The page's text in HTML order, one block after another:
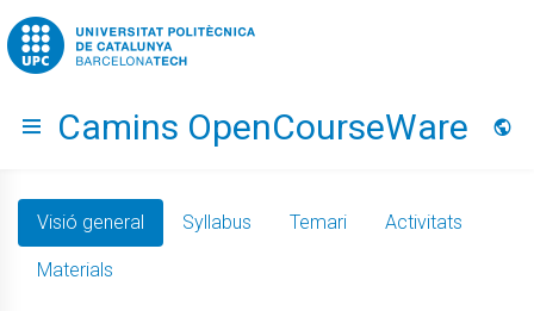
Go to upc.edu
Hide menu
Camins OpenCourseWare
Visió general Syllabus Temari Activitats
Materials